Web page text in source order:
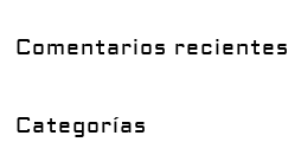
Comentarios recientes
Categorías